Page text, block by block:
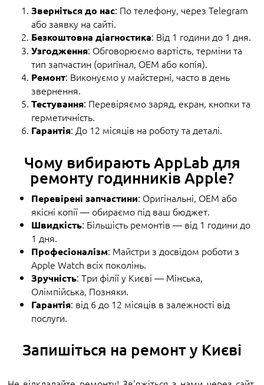
Зверніться до нас: По телефону, через Telegram
або заявку на сайті.
Безкоштовна діагностика: Від 1 години до 1 дня.
Узгодження: Обговорюємо вартість, терміни та
тип запчастин (оригінал, OEM або копія).
Ремонт: Виконуємо у майстерні, часто в день
звернення.
Тестування: Перевіряємо заряд, екран, кнопки та
герметичність.
Гарантія: До 12 місяців на роботу та деталі.
Чому вибирають AppLab для
ремонту годинників Apple?
Перевірені запчастини: Оригінальні, OEM або
якісні копії — обираємо під ваш бюджет.
Швидкість: Більшість ремонтів — від 1 години до
1 дня.
Професіоналізм: Майстри з досвідом роботи з
Apple Watch всіх поколінь.
Зручність: Три філії у Києві — Мінська,
Олімпійська, Позняки.
Гарантія: від 6 до 12 місяців в залежності від
послуги.
Запишіться на ремонт у Києві